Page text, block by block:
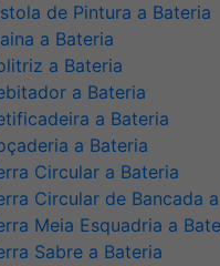
de Pintura a Bateria
a Bateria
a Bateria
a Bateria
a Bateria
a Bateria
Circular a Bateria
Circular de Bancada
Meia Esquadria a
Sabre a Bateria